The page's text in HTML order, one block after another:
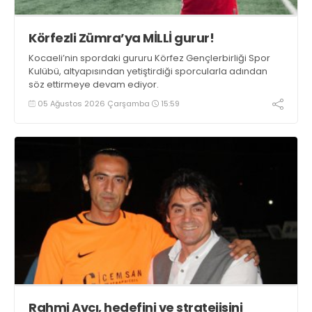
Körfezli Zümra’ya MİLLİ gurur!
Kocaeli’nin spordaki gururu Körfez Gençlerbirliği Spor
Kulübü, altyapısından yetiştirdiği sporcularla adından
söz ettirmeye devam ediyor.
05 Ağustos 2026 Çarşamba 15:59
Rahmi Avcı, hedefini ve stratejisini